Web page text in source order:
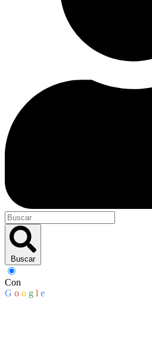
Buscar
Con
G o o g l e